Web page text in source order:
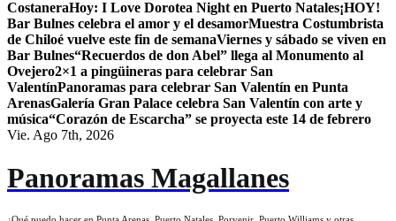
CostaneraHoy: I Love Dorotea Night en Puerto Natales¡HOY!
Bar Bulnes celebra el amor y el desamorMuestra Costumbrista
de Chiloé vuelve este fin de semanaViernes y sábado se viven en
Bar Bulnes“Recuerdos de don Abel” llega al Monumento al
Ovejero2×1 a pingüineras para celebrar San
ValentínPanoramas para celebrar San Valentín en Punta
ArenasGalería Gran Palace celebra San Valentín con arte y
música“Corazón de Escarcha” se proyecta este 14 de febrero
Vie. Ago 7th, 2026
Panoramas Magallanes